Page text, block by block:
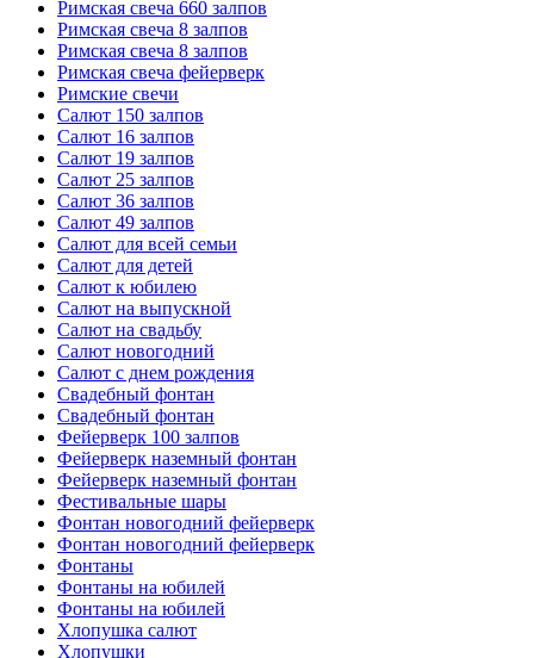
Римская свеча 660 залпов
Римская свеча 8 залпов
Римская свеча 8 залпов
Римская свеча фейерверк
Римские свечи
Салют 150 залпов
Салют 16 залпов
Салют 19 залпов
Салют 25 залпов
Салют 36 залпов
Салют 49 залпов
Салют для всей семьи
Салют для детей
Салют к юбилею
Салют на выпускной
Салют на свадьбу
Салют новогодний
Салют с днем рождения
Свадебный фонтан
Свадебный фонтан
Фейерверк 100 залпов
Фейерверк наземный фонтан
Фейерверк наземный фонтан
Фестивальные шары
Фонтан новогодний фейерверк
Фонтан новогодний фейерверк
Фонтаны
Фонтаны на юбилей
Фонтаны на юбилей
Хлопушка салют
Хлопушки